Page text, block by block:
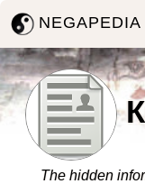
The hidden